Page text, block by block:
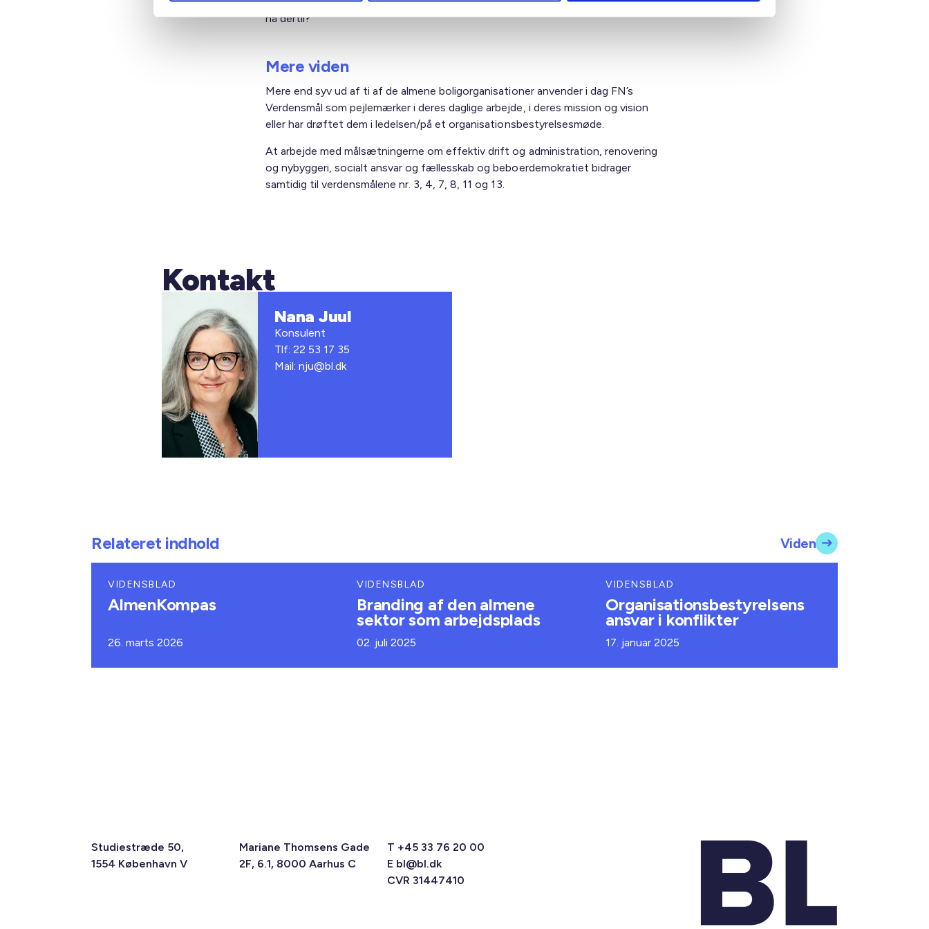
nå dertil?
Mere viden
Mere end syv ud af ti af de almene boligorganisationer anvender i dag FN’s
Verdensmål som pejlemærker i deres daglige arbejde, i deres mission og vision
eller har drøftet dem i ledelsen/på et organisationsbestyrelsesmøde.
At arbejde med målsætningerne om effektiv drift og administration, renovering
og nybyggeri, socialt ansvar og fællesskab og beboerdemokratiet bidrager
samtidig til verdensmålene nr. 3, 4, 7, 8, 11 og 13.
Kontakt
Nana Juul
Konsulent
Tlf: 22 53 17 35
Mail: nju@bl.dk
Relateret indhold Viden
VIDENSBLAD
AlmenKompas
26. marts 2026
VIDENSBLAD
Branding af den almene
sektor som arbejdsplads
02. juli 2025
VIDENSBLAD
Organisationsbestyrelsens
ansvar i konflikter
17. januar 2025
Studiestræde 50,
1554 København V
Mariane Thomsens Gade
2F, 6.1, 8000 Aarhus C
T +45 33 76 20 00
E bl@bl.dk
CVR 31447410